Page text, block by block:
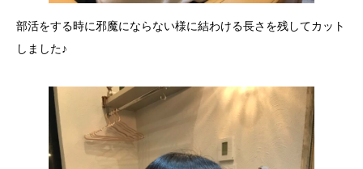
部活をする時に邪魔にならない様に結わける長さを残してカット
しました♪